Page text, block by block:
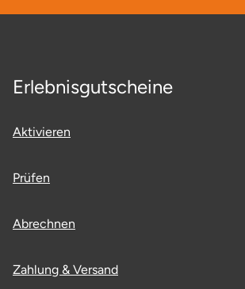
Erlebnisgutscheine
Aktivieren
Prüfen
Abrechnen
Zahlung & Versand
Merzig
München